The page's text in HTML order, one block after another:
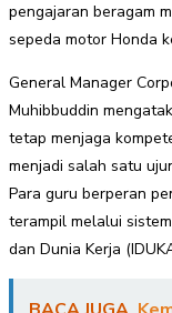
pengajaran beragam
sepeda motor Honda
General Manager
Muhibbuddin
tetap menjaga
menjadi salah satu
Para guru berperan
terampil melalui
dan Dunia Kerja